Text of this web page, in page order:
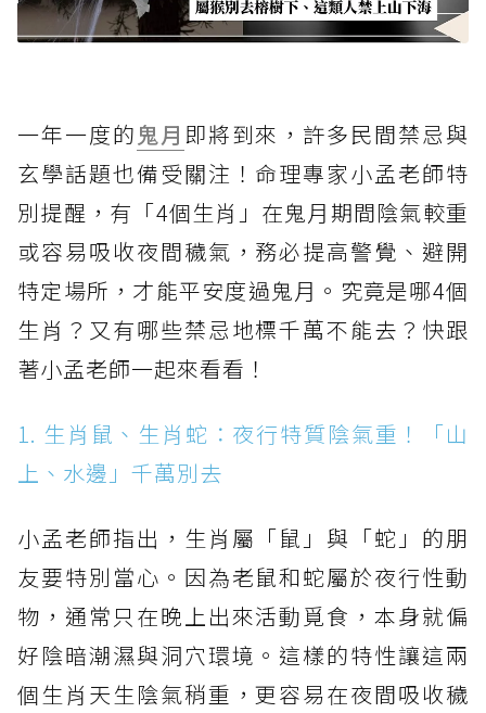
一年一度的鬼月 即將到來，許多民間禁忌與
玄學話題也備受關注！命理專家小孟老師特
別提醒，有「4個生肖」在鬼月期間陰氣較重
或容易吸收夜間穢氣，務必提高警覺、避開
特定場所，才能平安度過鬼月。究竟是哪4個
生肖？又有哪些禁忌地標千萬不能去？快跟
著小孟老師一起來看看！
1. 生肖鼠、生肖蛇：夜行特質陰氣重！「山
上、水邊」千萬別去
小孟老師指出，生肖屬「鼠」與「蛇」的朋
友要特別當心。因為老鼠和蛇屬於夜行性動
物，通常只在晚上出來活動覓食，本身就偏
好陰暗潮濕與洞穴環境。這樣的特性讓這兩
個生肖天生陰氣稍重，更容易在夜間吸收穢